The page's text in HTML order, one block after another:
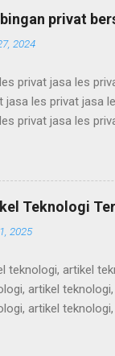
alam semenit,
privat
2024
privat jasa les
jasa les privat jasa
privat jasa les
les privat jasa les
jasa les privat jasa
privat jasa les
Teknologi
2025
teknologi, artikel
artikel
artikel
artikel